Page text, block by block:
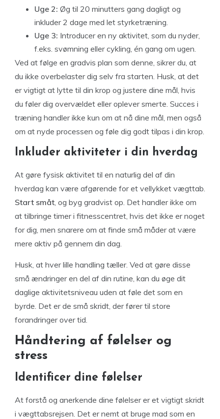
Uge 2: Øg til 20 minutters gang dagligt og
inkluder 2 dage med let styrketræning.
Uge 3: Introducer en ny aktivitet, som du nyder,
f.eks. svømning eller cykling, én gang om ugen.
Ved at følge en gradvis plan som denne, sikrer du, at
du ikke overbelaster dig selv fra starten. Husk, at det
er vigtigt at lytte til din krop og justere dine mål, hvis
du føler dig overvældet eller oplever smerte. Succes i
træning handler ikke kun om at nå dine mål, men også
om at nyde processen og føle dig godt tilpas i din krop.
Inkluder aktiviteter i din hverdag
At gøre fysisk aktivitet til en naturlig del af din
hverdag kan være afgørende for et vellykket vægttab.
Start småt, og byg gradvist op. Det handler ikke om
at tilbringe timer i fitnesscentret, hvis det ikke er noget
for dig, men snarere om at finde små måder at være
mere aktiv på gennem din dag.
Husk, at hver lille handling tæller. Ved at gøre disse
små ændringer en del af din rutine, kan du øge dit
daglige aktivitetsniveau uden at føle det som en
byrde. Det er de små skridt, der fører til store
forandringer over tid.
Håndtering af følelser og
stress
Identificer dine følelser
At forstå og anerkende dine følelser er et vigtigt skridt
i vægttabsrejsen. Det er nemt at bruge mad som en